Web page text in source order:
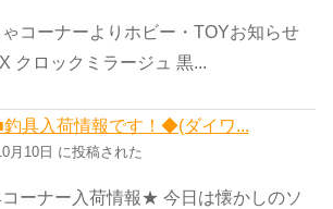
コーナーよりホビー・TOYお知らせ
クロックミラージュ 黒...
釣具入荷情報です！◆(ダイワ...
月10日 に投稿された
ーナー入荷情報★ 今日は懐かしのソ